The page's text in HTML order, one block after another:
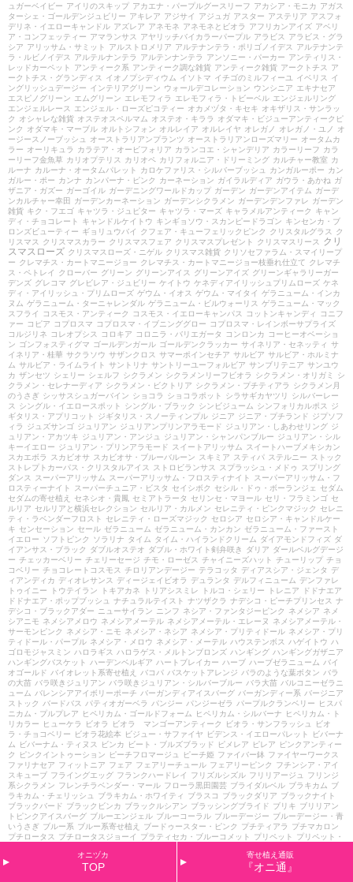
ュガーベイビー アイリのスキップ アカエナ・パープルグースリーフ アカシア・モニカ アガス
ターシェ・ゴールデンジュビリー アキレア アジサイ アジュガ アスター アステリア アスフォ
デリネ・イエローキャンドル アズレア アネモネ アネモネとビオラ アフリカンアイズ アベリ
ア・コンフェッティー アマランサス アヤリッチバイカラーパープル アラビス
アラビス・グラ
シア アリッサム・サミット アルストロメリア アルテナンテラ・ポリゴノイデス
アルテナンテ
ラ・ルビノイデス
アルテルナンテラ アルテンナンテラ アンソニー・パーカー アンティリス・
レッドカーペット
アンティーク系 アンティーク調な雑貨 アンティーク雑貨 アークトチス
ア
ークトチス・グランディス
イオノプシディウム イソトマ イチゴのミルフィーユ イベリス
イ
ングリッシュデージー インテリアグリーン ウォールデコレーション ウンシニア エキナセア
エスピノグリーン エムグリーン エレモフィラ エレモフィラ・トビーベル エンジェルリング
エンジェルレース
エンジェル・ローズピコティー オカメヅタ・キセキ オキザリス・サンラッ
ク
オシャレな雑貨 オステオスペルマム オステオ・キララ
オダマキ・ビジューアンティークピ
ンク
オダマキ・マーブル オルトシフォン オルレイア オルレイヤ オレガノ オレガノ・ユノ
オ
ージースノーブッシュ
オーストラリアンプランツ オーストラリアンローズマリー オータムカ
ラー オーリキュラ カラテア・オービフォリア カランコエ・シャンデリア カラーリーフ カラ
ーリーフ金魚草 カリオプテリス カリオペ カリフォルニア・ドリーミング カルチャー教室 カ
ルーナ カルーナ・オータムパレット カロケファリス・シルバーブッシュ カンガルーポー カン
ガルー・ポー カンナ カンパーナ・ピンク カーネーション ガイラルディア ガウラ・あかね ガ
ザニア・ガズー ガーゴイル ガーデニングワールドカップ ガーデン ガーデンアイテム ガーデ
ンカルチャー幸田
ガーデンカーネーション ガーデンシクラメン ガーデンデンファレ ガーデン
雑貨 キク・フエゴ キャツラ・ジュピター キャツラ・マーズ キャラメルアンティーク
キャン
ディ・チョコレート
キャンドルケイトウ キンギョソウ・スカンピードラゴン キンセンカ・ブ
ロンズビューティー ギョリュウバイ クフェア・キューフェリックピンク クリスタルグラス
ク
リスマス
クリスマスカラー クリスマスフェア クリスマスプレゼント クリスマスリース
クリ
スマスローズ クリスマスローズ・ニゲル クリスマス雑貨 クリソセファラム・スマイリープ
ー クレマチス・カートマニージョー クレマチス・カートマニージョー枝垂れ仕立て クレマチ
ス・ペトレイ
クローバー グリーン グリーンアイス グリーンアイズ グリーンギャラリーガー
デンズ グレコマ グレビレア・ジュビリー ケイトウ ケネディアイリッシュプリムローズ ケネ
ディ・アイリッシュ・プリムローズ ゲウム・イオス ゲウム・マイタイ ゲラニューム・インカ
ヌム ゲラニューム・ターニャレンダル ゲラニューム・ビルウォーリス ゲラニューム・マック
スフライ
コスモス・アンティーク コスモス・イエローキャンパス コットンキャンディ
コニフ
ァー
コピア コプロスマ コプロスマ・イブニンググロー
コプロスマ・レインボーサプライズ
コルジリネ
コレオプシス コロキア コロニラ・バリエガータ コンロンカ
コーヒーオベーショ
ン ゴンフォスティグマ ゴールデンガール ゴールデンクラッカー サイネリア・セネッティ サ
イネリア・桂華 サクラソウ サザンクロス サマーポインセチア サルビア サルビア・ホルミナ
ム サルビア・ライムライト サントリナ サントリーユーフォルビア サンブリテニア サンユウ
カ ザンセツ シェリー シェルフ シクラメン シクラメンリーフビオラ シクラメン・オリガミ
シ
クラメン・セレナーディア シクラメン・ビクトリア シクラメン・プチティアラ
シクラメン月
のうさぎ シッサスシュガーバイン ショコラ ショコラポット シラサギカヤツリ
シルバーレー
ス
シングル・イエロースポット シングル・ブラック シンビジューム シンフォリカルポス
ジ
ギタリス・アプリコット
ジギタリス・スノーティンプル ジニア ジニア・プチランド ジプソフ
ィラ
ジュズサンゴ ジュリアン ジュリアンプリンアラモード ジュリアン・しあわせリング ジ
ュリアン・アカツキ ジュリアン・アンジュ ジュリアン・シャンパンブルー ジュリアン・シル
キーイエロー ジュリアン・プリンアラモード スイートアリッサム
スイートハーブメキシカン
スカエボラ
スカビオサ スカビオサ・ブルーバルーン スキミア スティパ ステルニー
ストック
ストレプトカーパス・クリスタルアイス
ストロビランサス スプラッシュ・メドゥ
スプリング
ダンス
スーパーアリッサム スーパーアリッサム・フロスティナイト
スーパーアリッサム・フ
ロスティーナイト
スーパーチュニア・ビスタ セイシボク セシル・ドゥ・ボーランジェ
セダム
セダムの寄せ植え
セネシオ・貴鳳 セミアトラータ セリンセ・マヨール セリ・フラミンゴ セ
ルリア セルリアと横浜セレクション セルリア・カルメン セレニティ・ピンクマジック
セレニ
ティ・ラベンダーフロスト
セレニティ・ローズマジック セロシア セロシア・キャンドルケー
キ センセーション セール ゼラニューム ゼラニューム・カンカン ゼラニューム・ファースト
イエロー ソフトピンク ソラリナ タイム タイム・ハイランドクリーム ダイアモンドフィズ ダ
イアンサス・ブラック
ダブルオステオ ダブル・ホワイト剣弁咲き ダリア ダールベルグデージ
ー チェッカーベリー チェリーセージ チモ・ローゼス チャイニーズハット チューリップ チョ
コベリー チョコレートコスモス チロリアンデージー テラコッタ ディアスシア・ジェンタ
デ
ィアンディカ ディオレサンス ディージェイビオラ デュランタ デルフィニューム デンファレ
トゥイニー
トウテイラン トキアカネ トリアシスミレ トルコ・シェリー トレニア
ドドナエア
ドドナエア・ポップブッシュ
ナチュラルテイスト ナツザクラ ナデシコ・ピーチプリンセス ナ
デシコ・ブラックアダー
ニューサイラン ニンフ ネシア・ファンタジーピンク ネメシア ネメ
シアニモ ネメシアメロウ ネメシアメーテル ネメシアメーテル・エレーヌ
ネメシアメーテル・
サーモンピンク
ネメシア・ニモ ネメシア・ネシア ネメシア・プリティドール ネメシア・プリ
ティドール・パープル ネメシア・メロウ ネメシア・メーテル ハウステンボス ハゲイトウ ハ
ゴロモジャスミン ハロラギス ハロラゲス・メルトンブロンズ ハンギング ハンギングガザニア
ハンギングバスケット
ハーデンベルギア ハートブレイカー ハーブ ハーブゼラニューム バイ
オゴールド バイオレット系寄せ植え バコパ バスケットアレンジ バラのような葉ボタン バラ
の大苗 バラ咲きジュリアン バラ咲きジュリアン・シルバーブルー バラ大苗 バルコニーゼラニ
ューム バレンシアアイボリーポーチ バーガンディアイスバーグ バーガンディー系 バージニア
ストック
バードバス パティオガーベラ パンジー パンジーゼラ パープルクランベリー
ヒスパ
ニカム・プルプレア
ヒペリカム・ゴールドフォーム ヒペリカム・シルバーナ
ヒペリカム・ト
リカラー
ヒューケラ ビオラ ビオラ マンゴーアンティーク ビオラ・サンフラッシュ
ビオ
ラ・チョコベリー
ビオラ花絵本 ビジュー・サファイヤ ビデンス・イエローパレット
ビバーナ
ム
ビバーナム・ティヌス ビンカ ビート・ブルズブラッド ピメレア ピレア
ピンクアンティー
ク
ピンクイントゥーション ピーチフロマージュ ピーチ姫 ファイバー鉢 ファイヤーワークス
ファリナセア フィットニア フェア フェアリーチュール フェアリーピンク
フチンシア・アイ
スキューブ フライングエッグ フランクハードレイ フリズルシズル フリリアージュ
フリンジ
系シクラメン フレンチラベンダー・マール フローラ黒田園芸 ブライダルベル ブラキカム ブ
ラキカム・チェリッシュ
ブラキカム・ホワイティ ブラスコ ブラックダリア ブラックナイト
ブラックバード ブラックビンカ ブラックルシアン ブラッシングブライド ブリキ ブリリアン
トピンクアイスバーグ ブルーエンジェル ブルーコーラル ブルーデージー ブルーデージー・青
いうさぎ ブルー系 ブルー系寄せ植え ブードゥースター・ピンク プチティアラ
プチマカロン
プチロータス
プチロータスジョーイ プラティセカ・ブルーコメット プリペット
プリペット・
プリムラ・オーリキュラ プリムラ・ショコラ プリムラ・ジュリ
プリムラ・ブルースプラッシュ プリンセスアイコ プルマージュ・ウェーブピンク
オニヅカ
TOP
寄せ植え通販
『オニ通』